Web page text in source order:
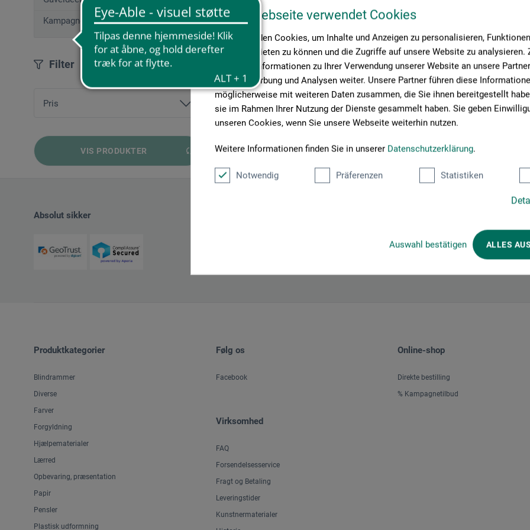
Diese Webseite verwendet Cookies
Wir verwenden Cookies, um Inhalte und Anzeigen zu personalisieren,
Medien anbieten zu können und die Zugriffe auf unsere Website zu analysieren.
geben wir Informationen zu Ihrer Verwendung unserer Website an unsere
Medien, Werbung und Analysen weiter. Unsere Partner führen diese
möglicherweise mit weiteren Daten zusammen, die Sie ihnen bereitgestellt
sie im Rahmen Ihrer Nutzung der Dienste gesammelt haben. Sie geben
unseren Cookies, wenn Sie unsere Webseite weiterhin nutzen.
Weitere Informationen finden Sie in unserer Datenschutzerklärung.
Notwendig Präferenzen Statistiken
Auswahl bestätigen ALLES
Kampagnetilbud
Filter
Pris
VIS PRODUKTER
Absolut sikker
Produktkategorier
Blindrammer
Diverse
Farver
Forgyldning
Hjælpematerialer
Lærred
Opbevaring, præsentation
Papir
Pensler
Plastisk udformning
Følg os
Facebook
Virksomhed
FAQ
Forsendelsesservice
Fragt og Betaling
Leveringstider
Kunstnermaterialer
Online-shop
Direkte bestilling
% Kampagnetilbud